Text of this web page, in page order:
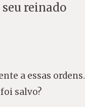
reinado
a essas ordens.
salvo?